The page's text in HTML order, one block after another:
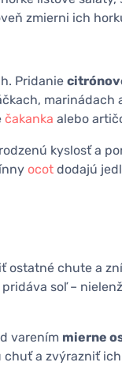
zmierni ich
Pridanie
marinádach
čakanka alebo
kyslosť a
ocot dodajú
ostatné chute a
soľ –
varením mierne
chuť a zvýrazniť ich